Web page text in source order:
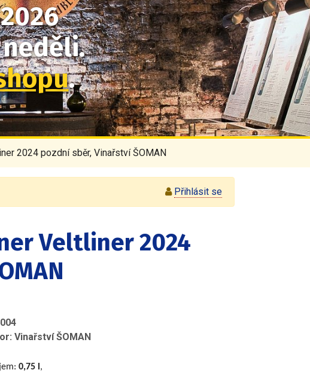
.
Další
2024 pozdní sběr, Vinařství ŠOMAN
Přihlásit se
Veltliner 2024
Vinařství ŠOMAN
0,75 l,